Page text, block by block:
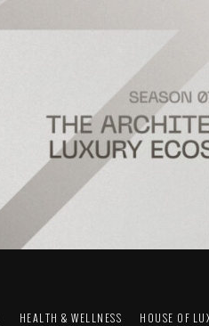
HEALTH & WELLNESS HOUSE OF